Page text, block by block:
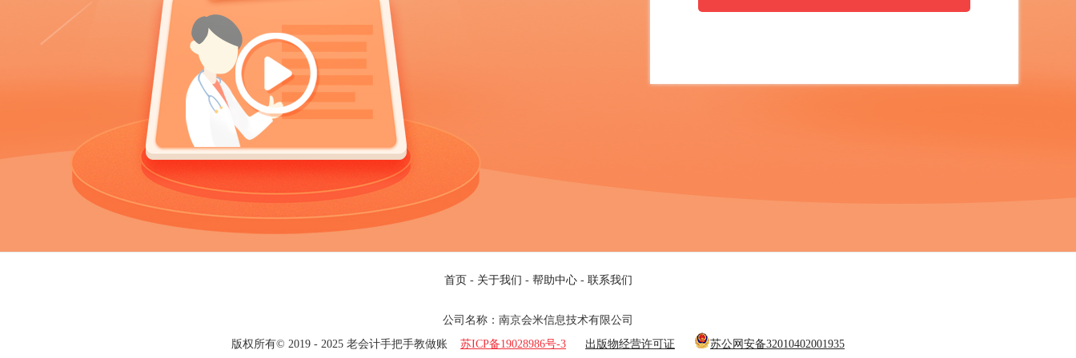
首页 - 关于我们 - 帮助中心- 联系我们
公司名称：南京会米信息技术有限公司
版权所有© 2019 - 2025 老会计手把手教做账 苏ICP备19028986号-3 出版物经营许可证 苏公网安备32010402001935